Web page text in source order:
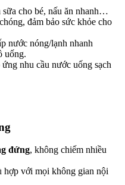
sữa cho bé, nấu ăn nhanh…
đảm bảo sức khỏe cho
nước nóng/lạnh nhanh
uống.
nhu cầu nước uống sạch
đứng, không chiếm nhiều
hợp với mọi không gian nội